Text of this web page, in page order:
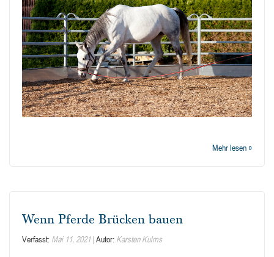
Mehr lesen »
Wenn Pferde Brücken bauen
Verfasst: Mai 11, 2021 Autor: Karsten Kulms